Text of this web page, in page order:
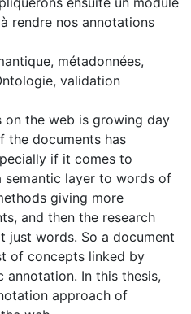
rendre nos annotations
métadonnées,
validation
on the web is growing day
the documents has
if it comes to
layer to words of
giving more
and then the research
just words. So a document
of concepts linked by
annotation. In this thesis,
approach of